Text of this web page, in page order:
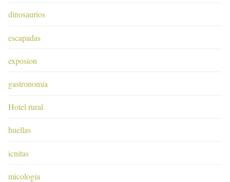
dinosaurios
escapadas
exposion
gastronomía
Hotel rural
huellas
icnitas
micología